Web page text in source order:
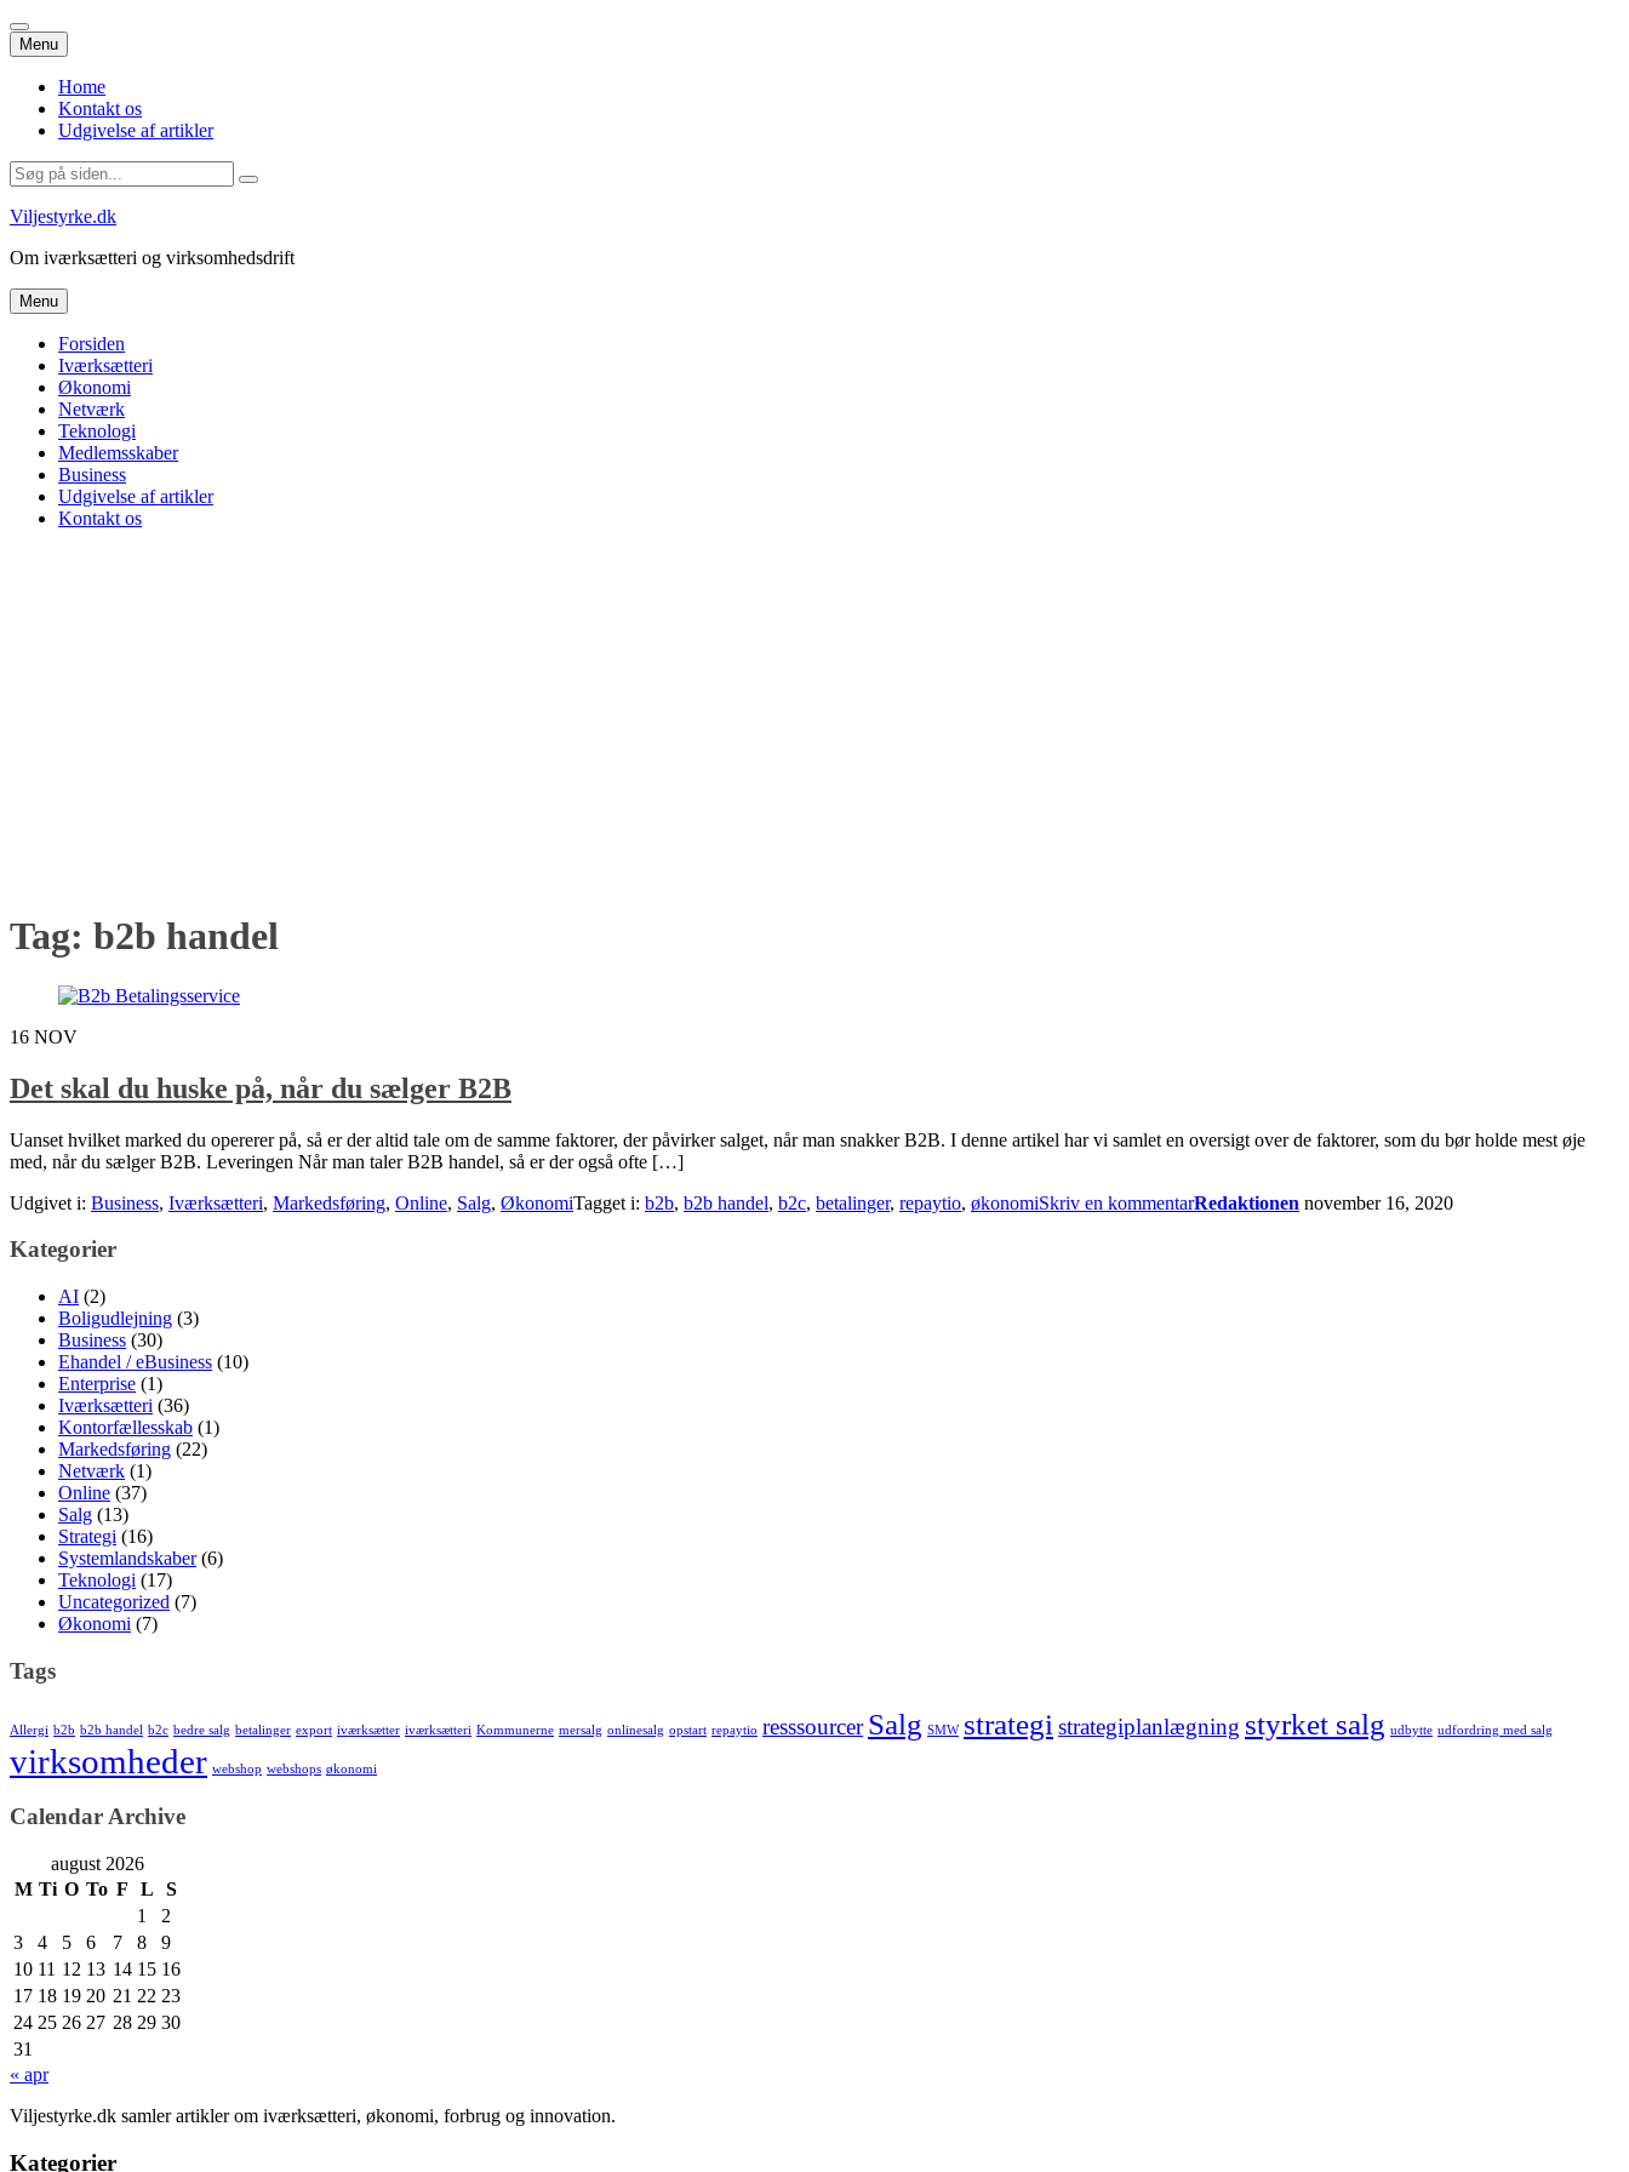
Menu Videre
til
indhold
Home
Kontakt os
Udgivelse af artikler
Søg
efter:
Viljestyrke.dk
Om iværksætteri og virksomhedsdrift
Menu Videre
til
indhold
Forsiden
Iværksætteri
Økonomi
Netværk
Teknologi
Medlemsskaber
Business
Udgivelse af artikler
Kontakt os
Tag: b2b handel
16 NOV
Det skal du huske på, når du sælger B2B
Uanset hvilket marked du opererer på, så er der altid tale om de samme faktorer, der påvirker salget, når man snakker B2B. I denne artikel har vi samlet en oversigt over de faktorer, som du bør holde mest øje
med, når du sælger B2B. Leveringen Når man taler B2B handel, så er der også ofte […]
Udgivet i: Business, Iværksætteri, Markedsføring, Online, Salg, ØkonomiTagget i: b2b, b2b handel, b2c, betalinger, repaytio, økonomiSkriv en kommentarRedaktionen november 16, 2020
Kategorier
AI (2)
Boligudlejning (3)
Business (30)
Ehandel / eBusiness (10)
Enterprise (1)
Iværksætteri (36)
Kontorfællesskab (1)
Markedsføring (22)
Netværk (1)
Online (37)
Salg (13)
Strategi (16)
Systemlandskaber(6)
Teknologi (17)
Uncategorized (7)
Økonomi (7)
Tags
Allergi b2b b2b handel b2c bedre salg betalinger export iværksætter iværksætteri Kommunerne mersalg onlinesalg opstart repaytio resssourcer Salg SMW strategi strategiplanlægning styrket salg udbytte udfordring med salg
virksomheder webshop webshops økonomi
Calendar Archive
august 2026
M Ti O To F L
S
1
2
3
4 5 6 7 8
9
10 11 12 13 14 15 16
17 18 19 20 21 22 23
24 25 26 27 28 29 30
31
« apr
Viljestyrke.dk samler artikler om iværksætteri, økonomi, forbrug og innovation.
Kategorier